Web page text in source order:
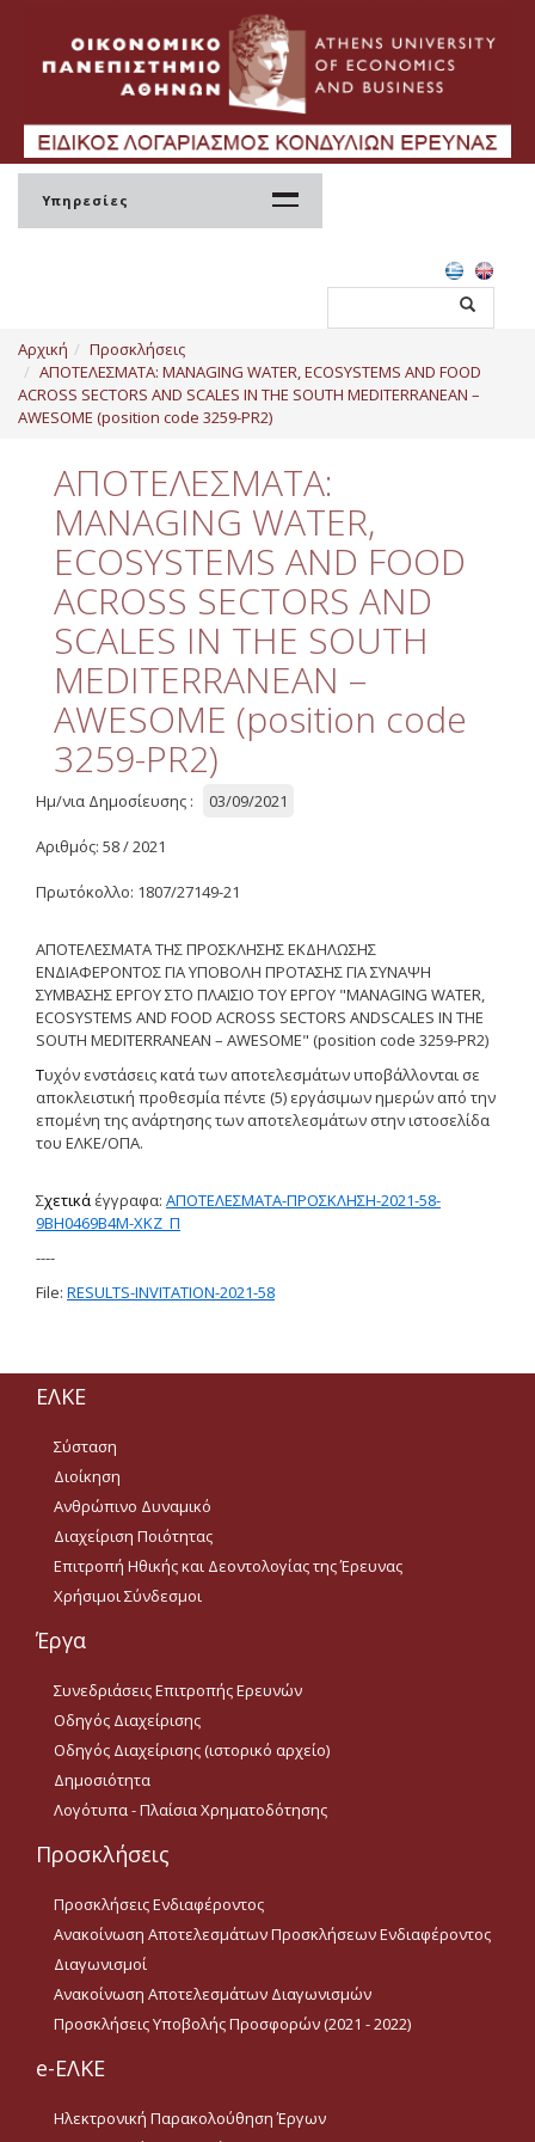
Υπηρεσίες
ΕΛΚΕ
Σύσταση
Ανθρώπινο Δυναμικό
Διαχείριση Ποιότητας
Επιτροπή Ηθικής και
Δεοντολογίας της Έρευνας
Χρήσιμοι Σύνδεσμοι
Έργα
Συνεδριάσεις Επιτροπής
Ερευνών
Οδηγός Διαχείρισης
Οδηγός Διαχείρισης
Δημοσιότητα
Λογότυπα - Πλαίσια
Χρηματοδότησης
Οδηγίες
Οδηγίες διαδικασιών
Οδηγίες για προμήθεια
ειδών/παροχή υπηρεσιών
με βάση τον Ν.4957/2022
Ν.4957/2022
Ανακοινώσεις
Προσκλήσεις
Προσκλήσεις
Αποτελεσμάτων
Προσκλήσεων
Ενδιαφέροντος
Διαγωνισμοί
Ανακοίνωση
Διαγωνισμών
Προσκλήσεις Υποβολής
Προσφορών (2021 - 2022)
Ακαδ.Εμπειρία
Επικοινωνία
Ωράριο Λειτουργίας
Αρχική
Προσκλήσεις
ΑΠΟΤΕΛΕΣΜΑΤΑ: MANAGING WATER, ECOSYSTEMS AND FOOD
ACROSS SECTORS AND SCALES IN THE SOUTH MEDITERRANEAN –
AWESOME (position code 3259-PR2)
ΑΠΟΤΕΛΕΣΜΑΤΑ:
MANAGING WATER,
ECOSYSTEMS AND FOOD
ACROSS SECTORS AND
SCALES IN THE SOUTH
MEDITERRANEAN –
AWESOME (position code
3259-PR2)
Ημ/νια Δημοσίευσης : 03/09/2021
Αριθμός: 58 / 2021
Πρωτόκολλο: 1807/27149-21
ΑΠΟΤΕΛΕΣΜΑΤΑ ΤΗΣ ΠΡΟΣΚΛΗΣΗΣ ΕΚΔΗΛΩΣΗΣ
ΕΝΔΙΑΦΕΡΟΝΤΟΣ ΓΙΑ ΥΠΟΒΟΛΗ ΠΡΟΤΑΣΗΣ ΓΙΑ ΣΥΝΑΨΗ
ΣΥΜΒΑΣΗΣ ΕΡΓΟΥΣΤΟ ΠΛΑΙΣΙΟ ΤΟΥΕΡΓΟΥ "MANAGING WATER,
ECOSYSTEMS AND FOOD ACROSS SECTORS ANDSCALES IN THE
SOUTH MEDITERRANEAN – AWESOME" (position code 3259-PR2)
Τυχόν ενστάσεις κατά των αποτελεσμάτων υποβάλλονται σε
αποκλειστική προθεσμία πέντε (5) εργάσιμων ημερών από την
επομένη της ανάρτησης των αποτελεσμάτων στην ιστοσελίδα
του ΕΛΚΕ/ΟΠΑ.
Σχετικά έγγραφα: ΑΠΟΤΕΛΕΣΜΑΤΑ-ΠΡΟΣΚΛΗΣΗ-2021-58-
9ΒΗ0469Β4Μ-ΧΚΖ_Π
----
File: RESULTS-INVITATION-2021-58
ΕΛΚΕ
Σύσταση
Διοίκηση
Ανθρώπινο Δυναμικό
Διαχείριση Ποιότητας
Επιτροπή Ηθικής και Δεοντολογίας της Έρευνας
Χρήσιμοι Σύνδεσμοι
Έργα
Συνεδριάσεις Επιτροπής Ερευνών
Οδηγός Διαχείρισης
Οδηγός Διαχείρισης (ιστορικό αρχείο)
Δημοσιότητα
Λογότυπα - Πλαίσια Χρηματοδότησης
Προσκλήσεις
Προσκλήσεις Ενδιαφέροντος
Ανακοίνωση Αποτελεσμάτων Προσκλήσεων Ενδιαφέροντος
Διαγωνισμοί
Ανακοίνωση Αποτελεσμάτων Διαγωνισμών
Προσκλήσεις Υποβολής Προσφορών (2021 - 2022)
e-ΕΛΚΕ
Ηλεκτρονική Παρακολούθηση Έργων